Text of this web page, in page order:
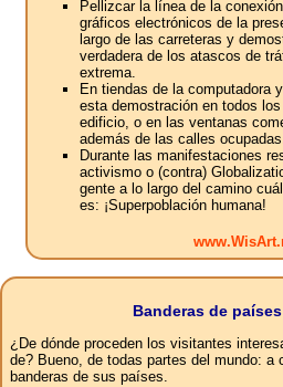
Pellizcar la línea de la
gráficos electrónicos de la
largo de las carreteras y
verdadera de los atascos de
extrema.
En tiendas de la computadora
esta demostración en todos
edificio, o en las ventanas
además de las calles
Durante las manifestaciones
activismo o (contra)
gente a lo largo del camino
es: ¡Superpoblación humana!
Banderas de
¿De dónde proceden los visitantes
de? Bueno, de todas partes del mundo: a
banderas de sus países.